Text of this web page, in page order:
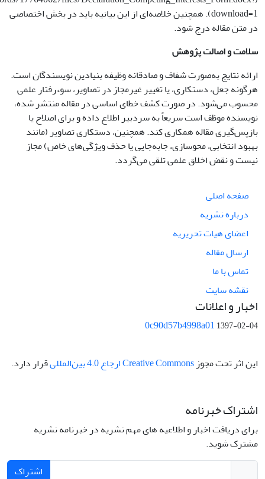
download=1). همچنین خلاصه‌ای از این بیانیه باید در بخش اختصاصی
در متن مقاله درج شود.
سلامت و اصالت پژوهش
ارائه نتایج به‌صورت شفاف و صادقانه وظیفه بنیادین نویسندگان است.
هرگونه جعل، دستکاری، یا تغییر غیرمجاز در تصاویر، سوء‌رفتار علمی
محسوب می‌شود. در صورت کشف خطای اساسی در مقاله منتشر شده،
نویسنده موظف است سریعاً به سردبیر اطلاع داده و برای اصلاح یا
بازپس‌گیری مقاله همکاری کند. همچنین، دستکاری تصاویر (مانند
بهبود انتخابی، محوسازی، جابه‌جایی یا حذف ویژگی‌های خاص) مجاز
نیست و نقض اخلاق علمی تلقی می‌گردد.
صفحه اصلی
درباره نشریه
اعضای هیات تحریریه
ارسال مقاله
تماس با ما
نقشه سایت
اخبار و اعلانات
0c90d57b4998a011397-02-04
این اثر تحت مجوزCreative Commons ارجاع 4.0 بین‌المللی قرار دارد.
اشتراک خبرنامه
برای دریافت اخبار و اطلاعیه های مهم نشریه در خبرنامه نشریه
مشترک شوید.
اشتراک